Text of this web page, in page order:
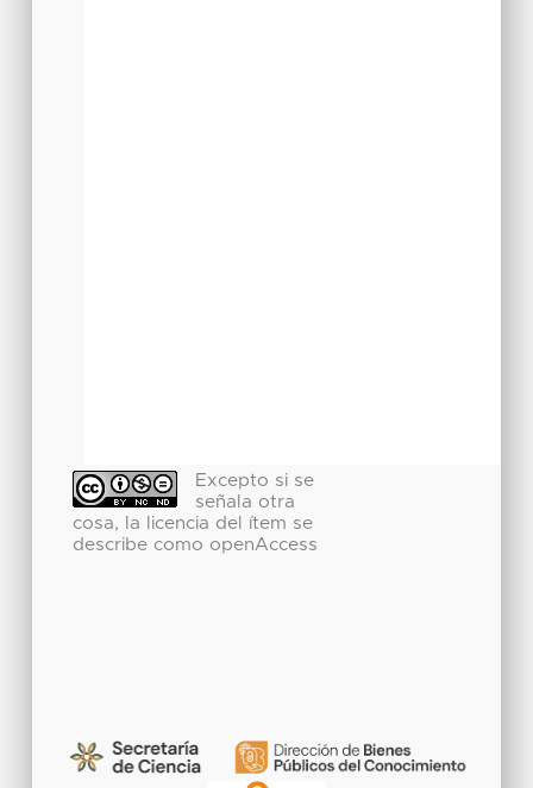
Excepto si se
señala otra
cosa, la licencia del ítem se
describe como openAccess